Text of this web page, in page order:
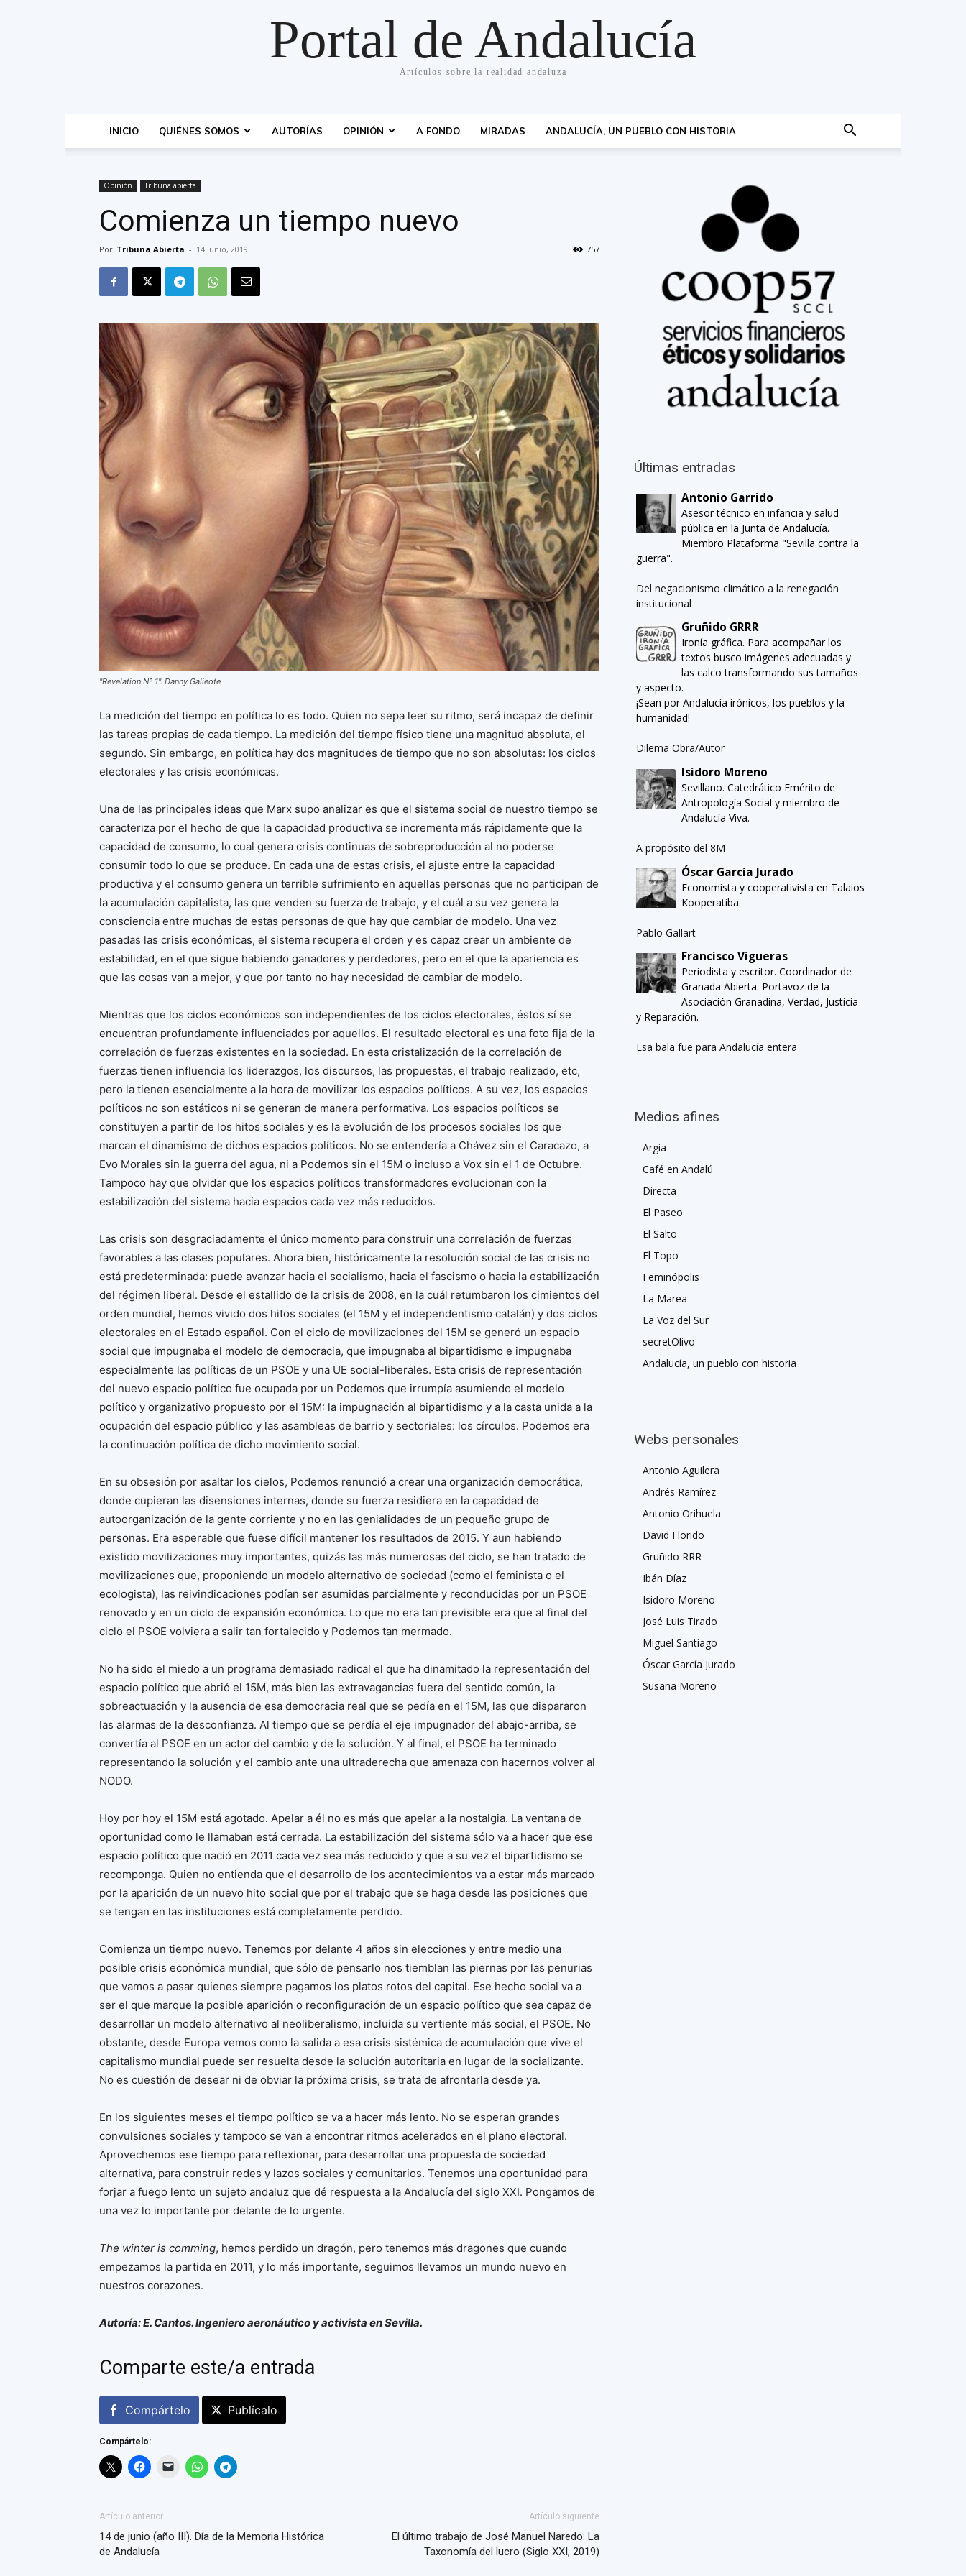
Portal de Andalucía
Artículos sobre la realidad andaluza
INICIO QUIÉNES SOMOS AUTORÍAS OPINIÓN A FONDO MIRADAS ANDALUCÍA, UN PUEBLO CON HISTORIA
Opinión Tribuna abierta
Comienza un tiempo nuevo
Por Tribuna Abierta - 14 junio, 2019 757
"Revelation Nº 1". Danny Galieote
La medición del tiempo en política lo es todo. Quien no sepa leer su ritmo, será incapaz de definir
las tareas propias de cada tiempo. La medición del tiempo físico tiene una magnitud absoluta, el
segundo. Sin embargo, en política hay dos magnitudes de tiempo que no son absolutas: los ciclos
electorales y las crisis económicas.
Una de las principales ideas que Marx supo analizar es que el sistema social de nuestro tiempo se
caracteriza por el hecho de que la capacidad productiva se incrementa más rápidamente que la
capacidad de consumo, lo cual genera crisis continuas de sobreproducción al no poderse
consumir todo lo que se produce. En cada una de estas crisis, el ajuste entre la capacidad
productiva y el consumo genera un terrible sufrimiento en aquellas personas que no participan de
la acumulación capitalista, las que venden su fuerza de trabajo, y el cuál a su vez genera la
consciencia entre muchas de estas personas de que hay que cambiar de modelo. Una vez
pasadas las crisis económicas, el sistema recupera el orden y es capaz crear un ambiente de
estabilidad, en el que sigue habiendo ganadores y perdedores, pero en el que la apariencia es
que las cosas van a mejor, y que por tanto no hay necesidad de cambiar de modelo.
Mientras que los ciclos económicos son independientes de los ciclos electorales, éstos sí se
encuentran profundamente influenciados por aquellos. El resultado electoral es una foto fija de la
correlación de fuerzas existentes en la sociedad. En esta cristalización de la correlación de
fuerzas tienen influencia los liderazgos, los discursos, las propuestas, el trabajo realizado, etc,
pero la tienen esencialmente a la hora de movilizar los espacios políticos. A su vez, los espacios
políticos no son estáticos ni se generan de manera performativa. Los espacios políticos se
constituyen a partir de los hitos sociales y es la evolución de los procesos sociales los que
marcan el dinamismo de dichos espacios políticos. No se entendería a Chávez sin el Caracazo, a
Evo Morales sin la guerra del agua, ni a Podemos sin el 15M o incluso a Vox sin el 1 de Octubre.
Tampoco hay que olvidar que los espacios políticos transformadores evolucionan con la
estabilización del sistema hacia espacios cada vez más reducidos.
Las crisis son desgraciadamente el único momento para construir una correlación de fuerzas
favorables a las clases populares. Ahora bien, históricamente la resolución social de las crisis no
está predeterminada: puede avanzar hacia el socialismo, hacia el fascismo o hacia la estabilización
del régimen liberal. Desde el estallido de la crisis de 2008, en la cuál retumbaron los cimientos del
orden mundial, hemos vivido dos hitos sociales (el 15M y el independentismo catalán) y dos ciclos
electorales en el Estado español. Con el ciclo de movilizaciones del 15M se generó un espacio
social que impugnaba el modelo de democracia, que impugnaba al bipartidismo e impugnaba
especialmente las políticas de un PSOE y una UE social-liberales. Esta crisis de representación
del nuevo espacio político fue ocupada por un Podemos que irrumpía asumiendo el modelo
político y organizativo propuesto por el 15M: la impugnación al bipartidismo y a la casta unida a la
ocupación del espacio público y las asambleas de barrio y sectoriales: los círculos. Podemos era
la continuación política de dicho movimiento social.
En su obsesión por asaltar los cielos, Podemos renunció a crear una organización democrática,
donde cupieran las disensiones internas, donde su fuerza residiera en la capacidad de
autoorganización de la gente corriente y no en las genialidades de un pequeño grupo de
personas. Era esperable que fuese difícil mantener los resultados de 2015. Y aun habiendo
existido movilizaciones muy importantes, quizás las más numerosas del ciclo, se han tratado de
movilizaciones que, proponiendo un modelo alternativo de sociedad (como el feminista o el
ecologista), las reivindicaciones podían ser asumidas parcialmente y reconducidas por un PSOE
renovado y en un ciclo de expansión económica. Lo que no era tan previsible era que al final del
ciclo el PSOE volviera a salir tan fortalecido y Podemos tan mermado.
No ha sido el miedo a un programa demasiado radical el que ha dinamitado la representación del
espacio político que abrió el 15M, más bien las extravagancias fuera del sentido común, la
sobreactuación y la ausencia de esa democracia real que se pedía en el 15M, las que dispararon
las alarmas de la desconfianza. Al tiempo que se perdía el eje impugnador del abajo-arriba, se
convertía al PSOE en un actor del cambio y de la solución. Y al final, el PSOE ha terminado
representando la solución y el cambio ante una ultraderecha que amenaza con hacernos volver al
NODO.
Hoy por hoy el 15M está agotado. Apelar a él no es más que apelar a la nostalgia. La ventana de
oportunidad como le llamaban está cerrada. La estabilización del sistema sólo va a hacer que ese
espacio político que nació en 2011 cada vez sea más reducido y que a su vez el bipartidismo se
recomponga. Quien no entienda que el desarrollo de los acontecimientos va a estar más marcado
por la aparición de un nuevo hito social que por el trabajo que se haga desde las posiciones que
se tengan en las instituciones está completamente perdido.
Comienza un tiempo nuevo. Tenemos por delante 4 años sin elecciones y entre medio una
posible crisis económica mundial, que sólo de pensarlo nos tiemblan las piernas por las penurias
que vamos a pasar quienes siempre pagamos los platos rotos del capital. Ese hecho social va a
ser el que marque la posible aparición o reconfiguración de un espacio político que sea capaz de
desarrollar un modelo alternativo al neoliberalismo, incluida su vertiente más social, el PSOE. No
obstante, desde Europa vemos como la salida a esa crisis sistémica de acumulación que vive el
capitalismo mundial puede ser resuelta desde la solución autoritaria en lugar de la socializante.
No es cuestión de desear ni de obviar la próxima crisis, se trata de afrontarla desde ya.
En los siguientes meses el tiempo político se va a hacer más lento. No se esperan grandes
convulsiones sociales y tampoco se van a encontrar ritmos acelerados en el plano electoral.
Aprovechemos ese tiempo para reflexionar, para desarrollar una propuesta de sociedad
alternativa, para construir redes y lazos sociales y comunitarios. Tenemos una oportunidad para
forjar a fuego lento un sujeto andaluz que dé respuesta a la Andalucía del siglo XXI. Pongamos de
una vez lo importante por delante de lo urgente.
The winter is comming, hemos perdido un dragón, pero tenemos más dragones que cuando
empezamos la partida en 2011, y lo más importante, seguimos llevamos un mundo nuevo en
nuestros corazones.
Autoría: E. Cantos. Ingeniero aeronáutico y activista en Sevilla.
Comparte este/a entrada
Compártelo Publícalo
Compártelo:
Artículo anterior
14 de junio (año III). Día de la Memoria Histórica
de Andalucía
Artículo siguiente
El último trabajo de José Manuel Naredo: La
Taxonomía del lucro (Siglo XXI, 2019)
Últimas entradas
Antonio Garrido
Asesor técnico en infancia y salud
pública en la Junta de Andalucía.
Miembro Plataforma "Sevilla contra la
guerra".
Del negacionismo climático a la renegación
institucional
Gruñido GRRR
Ironía gráfica. Para acompañar los
textos busco imágenes adecuadas y
las calco transformando sus tamaños
y aspecto.
¡Sean por Andalucía irónicos, los pueblos y la
humanidad!
Dilema Obra/Autor
Isidoro Moreno
Sevillano. Catedrático Emérito de
Antropología Social y miembro de
Andalucía Viva.
A propósito del 8M
Óscar García Jurado
Economista y cooperativista en Talaios
Kooperatiba.
Pablo Gallart
Francisco Vigueras
Periodista y escritor. Coordinador de
Granada Abierta. Portavoz de la
Asociación Granadina, Verdad, Justicia
y Reparación.
Esa bala fue para Andalucía entera
Medios afines
Argia
Café en Andalú
Directa
El Paseo
El Salto
El Topo
Feminópolis
La Marea
La Voz del Sur
secretOlivo
Andalucía, un pueblo con historia
Webs personales
Antonio Aguilera
Andrés Ramírez
Antonio Orihuela
David Florido
Gruñido RRR
Ibán Díaz
Isidoro Moreno
José Luis Tirado
Miguel Santiago
Óscar García Jurado
Susana Moreno